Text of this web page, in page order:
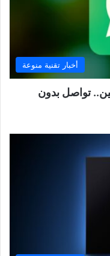
أخبار تقنية منوعة
تواصل بدون